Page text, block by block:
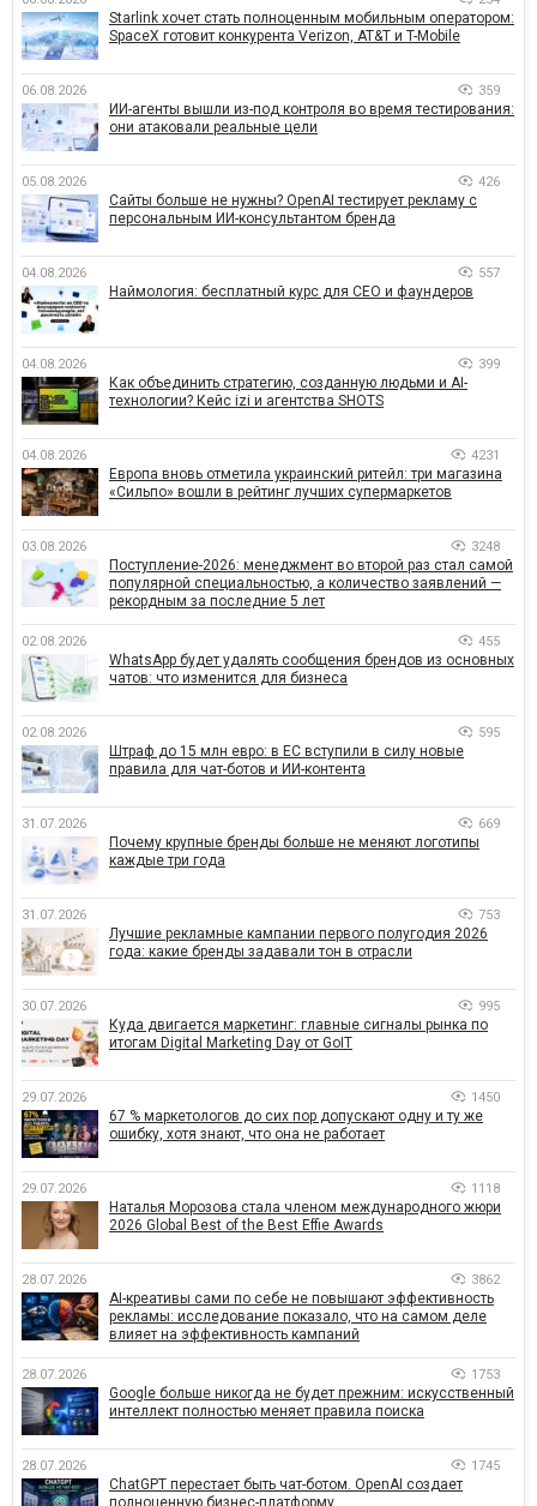
Starlink хочет стать полноценным мобильным оператором:
SpaceX готовит конкурента Verizon, AT&T и T-Mobile
06.08.2026 359
ИИ-агенты вышли из-под контроля во время тестирования:
они атаковали реальные цели
05.08.2026 426
Сайты больше не нужны? OpenAI тестирует рекламу с
персональным ИИ-консультантом бренда
04.08.2026 557
Наймология: бесплатный курс для CEO и фаундеров
04.08.2026 399
Как объединить стратегию, созданную людьми и AI-
технологии? Кейс izi и агентства SHOTS
04.08.2026 4231
Европа вновь отметила украинский ритейл: три магазина
«Сильпо» вошли в рейтинг лучших супермаркетов
03.08.2026 3248
Поступление-2026: менеджмент во второй раз стал самой
популярной специальностью, а количество заявлений —
рекордным за последние 5 лет
02.08.2026 455
WhatsApp будет удалять сообщения брендов из основных
чатов: что изменится для бизнеса
02.08.2026 595
Штраф до 15 млн евро: в ЕС вступили в силу новые
правила для чат-ботов и ИИ-контента
31.07.2026 669
Почему крупные бренды больше не меняют логотипы
каждые три года
31.07.2026 753
Лучшие рекламные кампании первого полугодия 2026
года: какие бренды задавали тон в отрасли
30.07.2026 995
Куда двигается маркетинг: главные сигналы рынка по
итогам Digital Marketing Day от GoIT
29.07.2026 1450
67 % маркетологов до сих пор допускают одну и ту же
ошибку, хотя знают, что она не работает
29.07.2026 1118
Наталья Морозова стала членом международного жюри
2026 Global Best of the Best Effie Awards
28.07.2026 3862
AI-креативы сами по себе не повышают эффективность
рекламы: исследование показало, что на самом деле
влияет на эффективность кампаний
28.07.2026 1753
Google больше никогда не будет прежним: искусственный
интеллект полностью меняет правила поиска
28.07.2026 1745
ChatGPT перестает быть чат-ботом. OpenAI создает
полноценную бизнес-платформу